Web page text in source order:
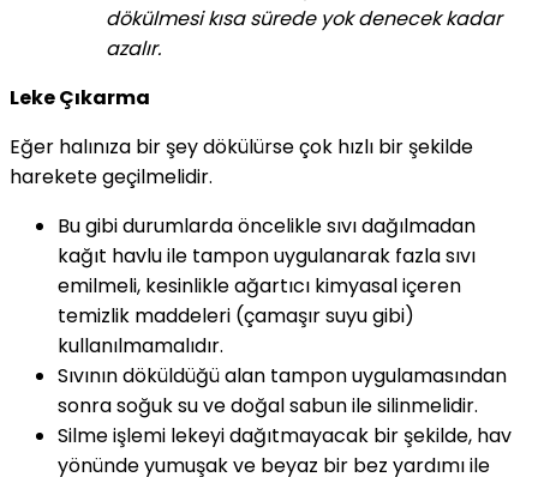
dökülmesi kısa sürede yok denecek kadar
azalır.
Leke Çıkarma
Eğer halınıza bir şey dökülürse çok hızlı bir şekilde
harekete geçilmelidir.
Bu gibi durumlarda öncelikle sıvı dağılmadan
kağıt havlu ile tampon uygulanarak fazla sıvı
emilmeli, kesinlikle ağartıcı kimyasal içeren
temizlik maddeleri (çamaşır suyu gibi)
kullanılmamalıdır.
Sıvının döküldüğü alan tampon uygulamasından
sonra soğuk su ve doğal sabun ile silinmelidir.
Silme işlemi lekeyi dağıtmayacak bir şekilde, hav
yönünde yumuşak ve beyaz bir bez yardımı ile